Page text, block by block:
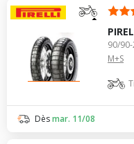
90/
M+S
Dèsmar. 11/08